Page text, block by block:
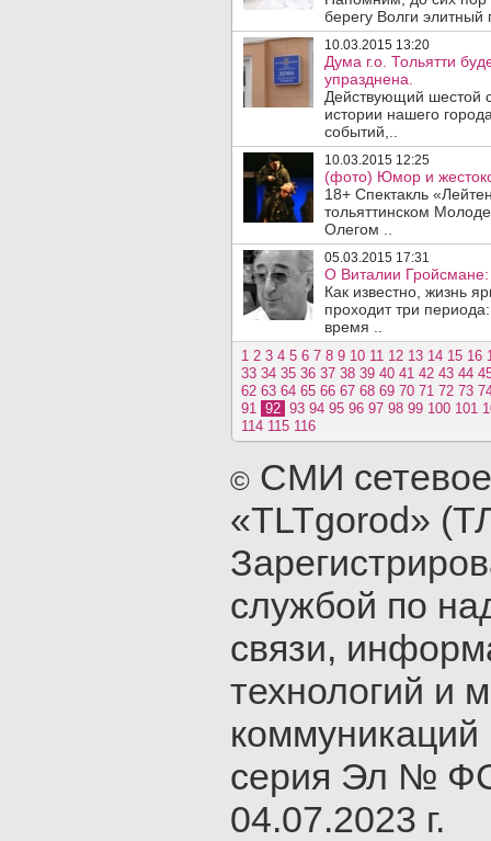
берегу Волги элитный
10.03.2015 13:20
Дума г.о. Тольятти
упразднена.
Действующий шестой
истории нашего
событий,..
10.03.2015 12:25
(фото) Юмор и
18+ Спектакль
тольяттинском
Олегом ..
05.03.2015 17:31
О Виталии Гройсмане:
Как известно, жизнь
проходит три
время ..
1 2 3 4 5 6 7 8 9 10 11 12 13 14 15 16
33 34 35 36 37 38 39 40 41 42 43 44
62 63 64 65 66 67 68 69 70 71 72 73
91 92 93 94 95 96 97 98 99 100 101
114 115 116
© СМИ
«TLTgorod»
службой по
связи,
технологий и
серия Эл №
04.07.2023 г.